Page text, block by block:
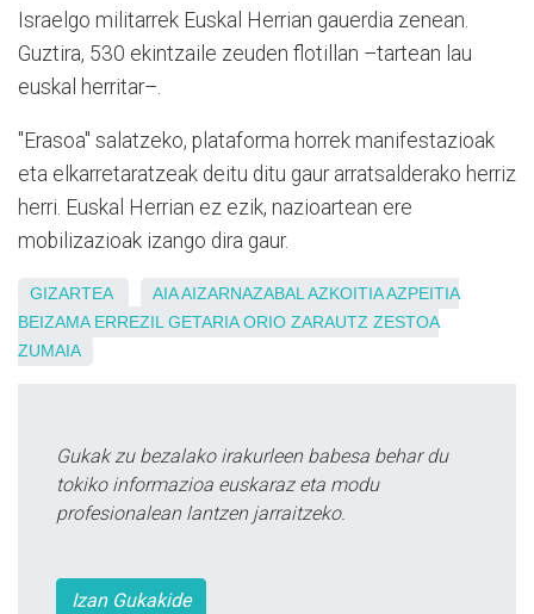
Israelgo militarrek Euskal Herrian gauerdia zenean.
Guztira, 530 ekintzaile zeuden flotillan –tartean lau
euskal herritar–.
"Erasoa" salatzeko, plataforma horrek manifestazioak
eta elkarretaratzeak deitu ditu gaur arratsalderako herriz
herri. Euskal Herrian ez ezik, nazioartean ere
mobilizazioak izango dira gaur.
GIZARTEA AIAAIZARNAZABAL AZKOITIAAZPEITIA
BEIZAMA ERREZIL GETARIA ORIO ZARAUTZ ZESTOA
ZUMAIA
Gukak zu bezalako irakurleen babesa behar du
tokiko informazioa euskaraz eta modu
profesionalean lantzen jarraitzeko.
Izan Gukakide